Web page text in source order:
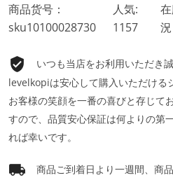
商品货号：
sku10100028730
人気:
1157
いつも当店をお利用いただき
levelkopiは安心して購入いただける
お客様の笑顔を一番の喜びと存じて
すので、品質安心保証は何よりの第
れば幸いです。
商品ご到着日より一週間、商